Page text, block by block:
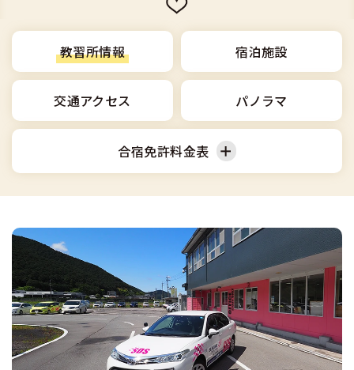
準中型車
中型車
大型車
普通二種
中型二種
特集ページ一覧
格安シーズン料金
出発地別おすすめ校
こだわり、テーマから探す
360度パノラマ教習所
教育訓練給付金制度
受験資格特例教習
お気に入りの教習所
安心・お得・早い・充実の合宿免許
合宿免許選びのアドバイス
合宿免許の入校までの流れ
合宿免許での免許取得の流れ
保護者の方へ
合宿に関わる料金について
合宿費用のお支払いについて
合宿免許に必要な持ち物
合宿免許で最短合格するには
高校生は運転免許を取れる？
免許取消・失効による再取得
冬・雪国の合宿免許は大丈夫？
大型免許体験記
全国の運転免許試験場(免許センター)
本免学科試験問題に挑戦
合宿免許ナビについて
会社情報・代表メッセージ
会社概要
登録商標
参加規定
特定商取引法に基づく表示
お気に入りの教習所一覧
運転者適性診断
0120-49-5522
入校申込
教習所情報 宿泊施設
交通アクセス パノラマ
合宿免許料金表
普通車 準中型車
大型車